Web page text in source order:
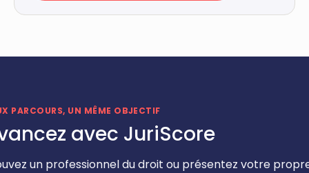
PARCOURS, UN MÊME OBJECTIF
avec JuriScore
un professionnel du droit ou présentez votre